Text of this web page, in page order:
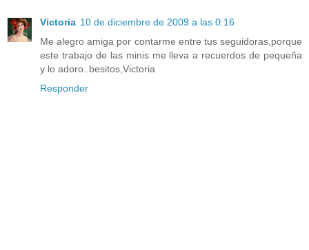
Victoria 10 de diciembre de 2009 a las 0:16
Me alegro amiga por contarme entre tus seguidoras,porque
este trabajo de las minis me lleva a recuerdos de pequeña
y lo adoro..besitos,Victoria
Responder